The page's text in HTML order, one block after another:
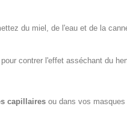
du miel, de l'eau et de la
contrer l'effet asséchant du
capillaires ou dans vos